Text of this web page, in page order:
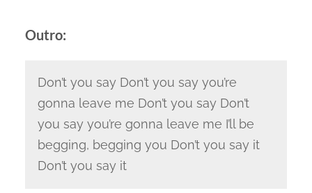
Outro:
Don’t you say Don’t you say you’re
gonna leave me Don’t you say Don’t
you say you’re gonna leave me I’ll be
begging, begging you Don’t you say it
Don’t you say it